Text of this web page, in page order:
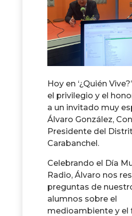
Hoy en ‘¿Quién
el privilegio y el
a un invitado muy
Álvaro González,
Presidente del
Carabanchel.
Celebrando el Día
Radio, Álvaro nos
preguntas de
alumnos sobre el
medioambiente y el